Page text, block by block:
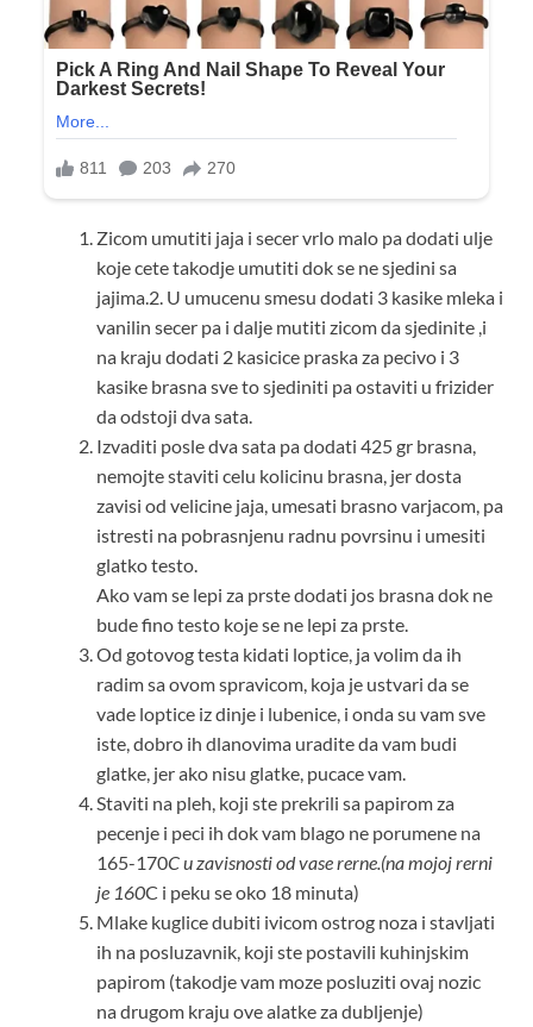
Zicom umutiti jaja i secer vrlo malo pa dodati ulje
koje cete takodje umutiti dok se ne sjedini sa
jajima.2. U umucenu smesu dodati 3 kasike mleka i
vanilin secer pa i dalje mutiti zicom da sjedinite ,i
na kraju dodati 2 kasicice praska za pecivo i 3
kasike brasna sve to sjediniti pa ostaviti u frizider
da odstoji dva sata.
Izvaditi posle dva sata pa dodati 425 gr brasna,
nemojte staviti celu kolicinu brasna, jer dosta
zavisi od velicine jaja, umesati brasno varjacom, pa
istresti na pobrasnjenu radnu povrsinu i umesiti
glatko testo.
Ako vam se lepi za prste dodati jos brasna dok ne
bude fino testo koje se ne lepi za prste.
Od gotovog testa kidati loptice, ja volim da ih
radim sa ovom spravicom, koja je ustvari da se
vade loptice iz dinje i lubenice, i onda su vam sve
iste, dobro ih dlanovima uradite da vam budi
glatke, jer ako nisu glatke, pucace vam.
Staviti na pleh, koji ste prekrili sa papirom za
pecenje i peci ih dok vam blago ne porumene na
165-170C u zavisnosti od vase rerne.(na mojoj rerni
je 160C i peku se oko 18 minuta)
Mlake kuglice dubiti ivicom ostrog noza i stavljati
ih na posluzavnik, koji ste postavili kuhinjskim
papirom (takodje vam moze posluziti ovaj nozic
na drugom kraju ove alatke za dubljenje)